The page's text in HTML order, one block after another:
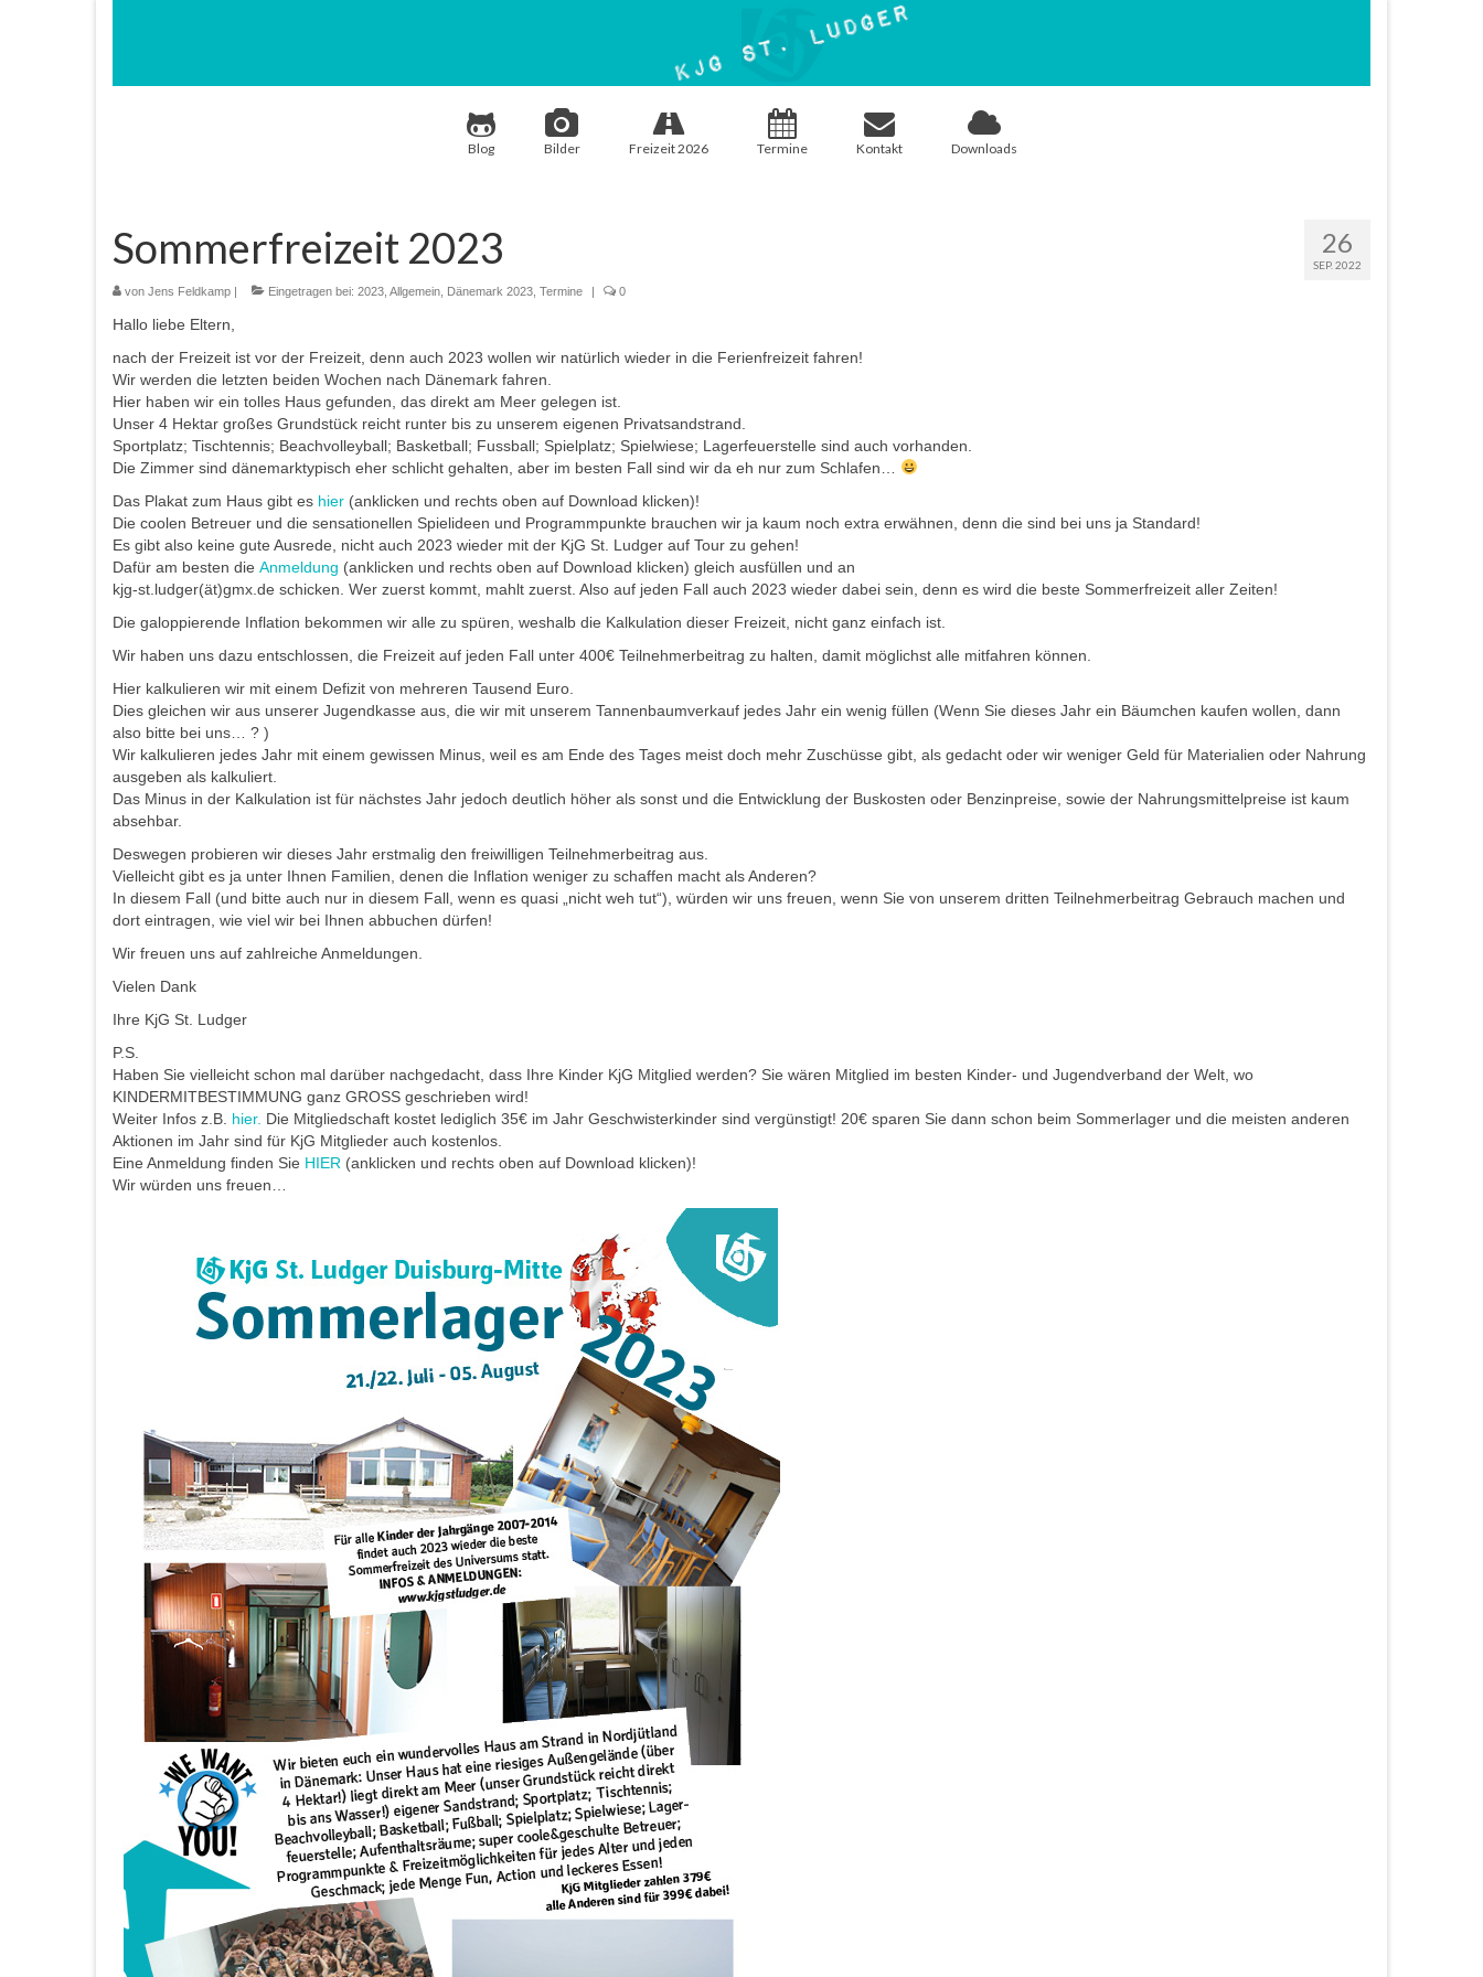
Blog Bilder Freizeit 2026 Termine Kontakt Downloads
26
SEP. 2022
Sommerfreizeit 2023
von Jens Feldkamp | Eingetragen bei: 2023 Allgemein Dänemark 2023 Termine | 0
Hallo liebe Eltern,
nach der Freizeit ist vor der Freizeit, denn auch 2023 wollen wir natürlich wieder in die Ferienfreizeit fahren!
Wir werden die letzten beiden Wochen nach Dänemark fahren.
Hier haben wir ein tolles Haus gefunden, das direkt am Meer gelegen ist.
Unser 4 Hektar großes Grundstück reicht runter bis zu unserem eigenen Privatsandstrand.
Sportplatz; Tischtennis; Beachvolleyball; Basketball; Fussball; Spielplatz; Spielwiese; Lagerfeuerstelle sind auch vorhanden.
Die Zimmer sind dänemarktypisch eher schlicht gehalten, aber im besten Fall sind wir da eh nur zum Schlafen…
Das Plakat zum Haus gibt es hier (anklicken und rechts oben auf Download klicken)!
Die coolen Betreuer und die sensationellen Spielideen und Programmpunkte brauchen wir ja kaum noch extra erwähnen, denn die sind bei uns ja Standard!
Es gibt also keine gute Ausrede, nicht auch 2023 wieder mit der KjG St. Ludger auf Tour zu gehen!
Dafür am besten die Anmeldung (anklicken und rechts oben auf Download klicken) gleich ausfüllen und an
kjg-st.ludger(ät)gmx.de schicken. Wer zuerst kommt, mahlt zuerst. Also auf jeden Fall auch 2023 wieder dabei sein, denn es wird die beste Sommerfreizeit aller Zeiten!
Die galoppierende Inflation bekommen wir alle zu spüren, weshalb die Kalkulation dieser Freizeit, nicht ganz einfach ist.
Wir haben uns dazu entschlossen, die Freizeit auf jeden Fall unter 400€ Teilnehmerbeitrag zu halten, damit möglichst alle mitfahren können.
Hier kalkulieren wir mit einem Defizit von mehreren Tausend Euro.
Dies gleichen wir aus unserer Jugendkasse aus, die wir mit unserem Tannenbaumverkauf jedes Jahr ein wenig füllen (Wenn Sie dieses Jahr ein Bäumchen kaufen wollen, dann
also bitte bei uns… ? )
Wir kalkulieren jedes Jahr mit einem gewissen Minus, weil es am Ende des Tages meist doch mehr Zuschüsse gibt, als gedacht oder wir weniger Geld für Materialien oder Nahrung
ausgeben als kalkuliert.
Das Minus in der Kalkulation ist für nächstes Jahr jedoch deutlich höher als sonst und die Entwicklung der Buskosten oder Benzinpreise, sowie der Nahrungsmittelpreise ist kaum
absehbar.
Deswegen probieren wir dieses Jahr erstmalig den freiwilligen Teilnehmerbeitrag aus.
Vielleicht gibt es ja unter Ihnen Familien, denen die Inflation weniger zu schaffen macht als Anderen?
In diesem Fall (und bitte auch nur in diesem Fall, wenn es quasi „nicht weh tut“), würden wir uns freuen, wenn Sie von unserem dritten Teilnehmerbeitrag Gebrauch machen und
dort eintragen, wie viel wir bei Ihnen abbuchen dürfen!
Wir freuen uns auf zahlreiche Anmeldungen.
Vielen Dank
Ihre KjG St. Ludger
P.S.
Haben Sie vielleicht schon mal darüber nachgedacht, dass Ihre Kinder KjG Mitglied werden? Sie wären Mitglied im besten Kinder- und Jugendverband der Welt, wo
KINDERMITBESTIMMUNG ganz GROSS geschrieben wird!
Weiter Infos z.B. hier. Die Mitgliedschaft kostet lediglich 35€ im Jahr Geschwisterkinder sind vergünstigt! 20€ sparen Sie dann schon beim Sommerlager und die meisten anderen
Aktionen im Jahr sind für KjG Mitglieder auch kostenlos.
Eine Anmeldung finden Sie HIER (anklicken und rechts oben auf Download klicken)!
Wir würden uns freuen…